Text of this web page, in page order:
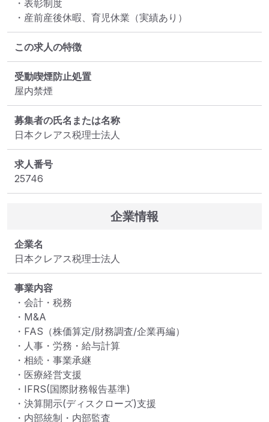
・表彰制度
・産前産後休暇、育児休業（実績あり）
この求人の特徴
受動喫煙防止処置
屋内禁煙
募集者の氏名または名称
日本クレアス税理士法人
求人番号
25746
企業情報
企業名
日本クレアス税理士法人
事業内容
・会計・税務
・M&A
・FAS（株価算定/財務調査/企業再編）
・人事・労務・給与計算
・相続・事業承継
・医療経営支援
・IFRS(国際財務報告基準)
・決算開示(ディスクローズ)支援
・内部統制・内部監査